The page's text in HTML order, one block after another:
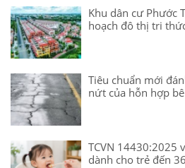
Khu dân cư Phước
hoạch đô thị tri
Tiêu chuẩn mới
nứt của hỗn hợp
TCVN 14430:2025
dành cho trẻ đến